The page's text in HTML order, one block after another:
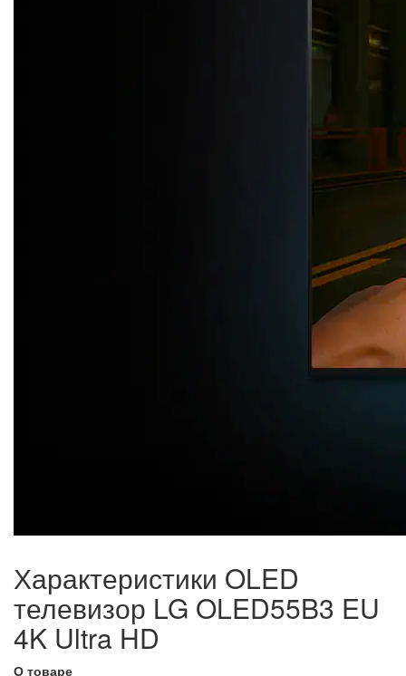
Характеристики OLED
телевизор LG OLED55B3 EU
4K Ultra HD
О товаре